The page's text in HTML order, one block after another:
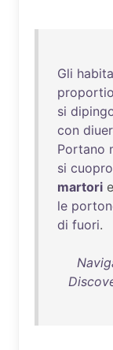
Gli
si
con
Portano
si
martori e
le
di fuori.